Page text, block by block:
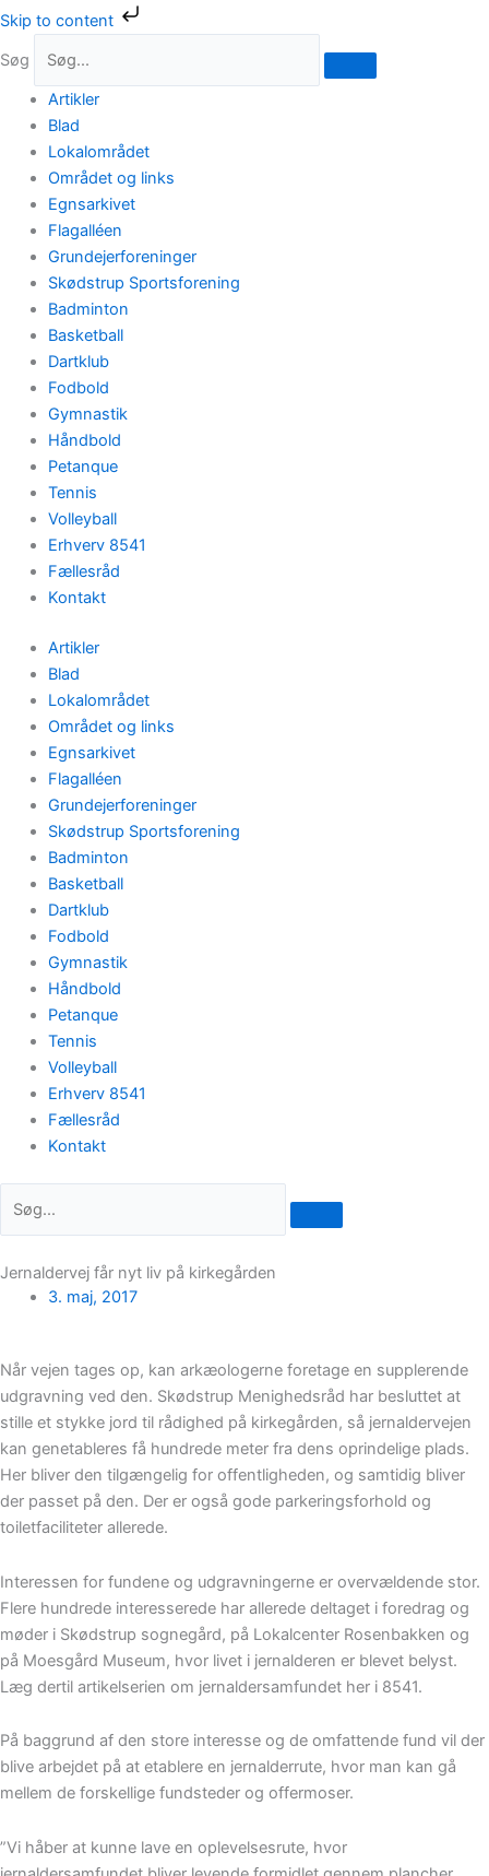
Skip to content
Gå
indholdet
Søg
Artikler
Blad
Lokalområdet
Området og links
Egnsarkivet
Flagalléen
Grundejerforeninger
Skødstrup Sportsforening
Badminton
Basketball
Dartklub
Fodbold
Gymnastik
Håndbold
Petanque
Tennis
Volleyball
Erhverv 8541
Fællesråd
Kontakt
Artikler
Blad
Lokalområdet
Området og links
Egnsarkivet
Flagalléen
Grundejerforeninger
Skødstrup Sportsforening
Badminton
Basketball
Dartklub
Fodbold
Gymnastik
Håndbold
Petanque
Tennis
Volleyball
Erhverv 8541
Fællesråd
Kontakt
Jernaldervej får nyt liv på kirkegården
3. maj, 2017
Når vejen tages op, kan arkæologerne foretage en supplerende
udgravning ved den. Skødstrup Menighedsråd har besluttet at
stille et stykke jord til rådighed på kirkegården, så jernaldervejen
kan genetableres få hundrede meter fra dens oprindelige plads.
Her bliver den tilgængelig for offentligheden, og samtidig bliver
der passet på den. Der er også gode parkeringsforhold og
toiletfaciliteter allerede.
Interessen for fundene og udgravningerne er overvældende stor.
Flere hundrede interesserede har allerede deltaget i foredrag og
møder i Skødstrup sognegård, på Lokalcenter Rosenbakken og
på Moesgård Museum, hvor livet i jernalderen er blevet belyst.
Læg dertil artikelserien om jernaldersamfundet her i 8541.
På baggrund af den store interesse og de omfattende fund vil der
blive arbejdet på at etablere en jernalderrute, hvor man kan gå
mellem de forskellige fundsteder og offermoser.
”Vi håber at kunne lave en oplevelsesrute, hvor